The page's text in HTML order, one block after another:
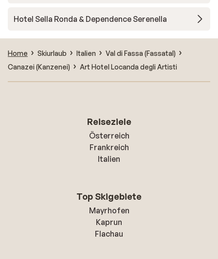
Hotel Sella Ronda & Dependence Serenella
Home Skiurlaub Italien
Val di Fassa (Fassatal)
Canazei (Kanzenei)
Art Hotel Locanda degli Artisti
Reiseziele
Österreich
Frankreich
Italien
Top Skigebiete
Mayrhofen
Kaprun
Flachau